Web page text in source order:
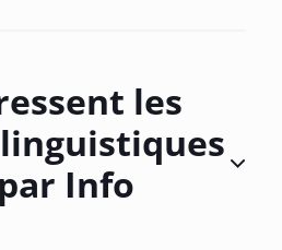
les
Info